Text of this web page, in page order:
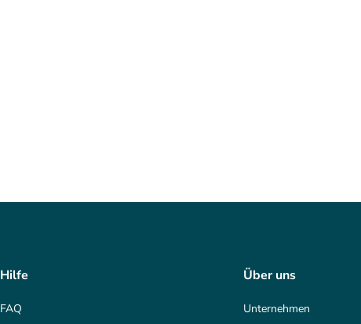
Hilfe
FAQ
Über uns
Unternehmen